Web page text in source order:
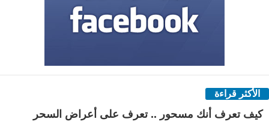
الأكثر قراءة
كيف تعرف أنك مسحور .. تعرف على أعراض السحر